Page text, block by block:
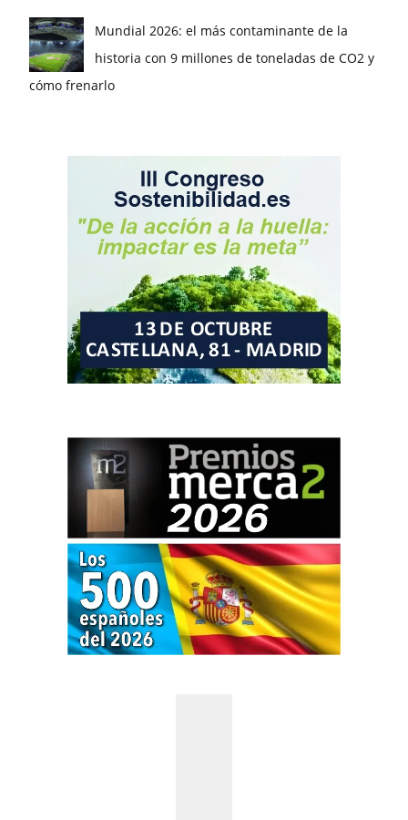
Mundial 2026: el más contaminante de la
historia con 9 millones de toneladas de CO2 y
cómo frenarlo